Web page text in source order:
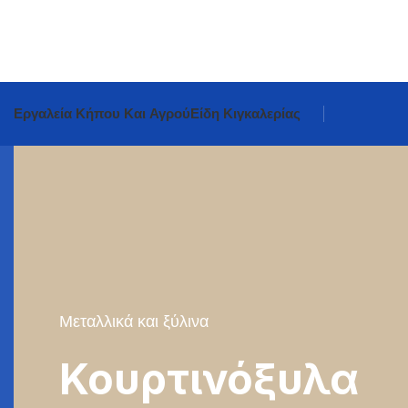
Εργαλεία Κήπου Και ΑγρούΕίδη Κιγκαλερίας
Μεταλλικά και ξύλινα
Κουρτινόξυλα